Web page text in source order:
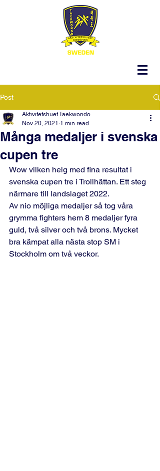
Post
Många medaljer i svenska
cupen tre
Aktivitetshuet Taekwondo
Nov 20, 2021 1 min read
Wow vilken helg med fina resultat i
svenska cupen tre i Trollhättan. Ett steg
närmare till landslaget 2022.
Av nio möjliga medaljer så tog våra
grymma fighters hem 8 medaljer fyra
guld, två silver och två brons. Mycket
bra kämpat alla nästa stop SM i
Stockholm om två veckor.